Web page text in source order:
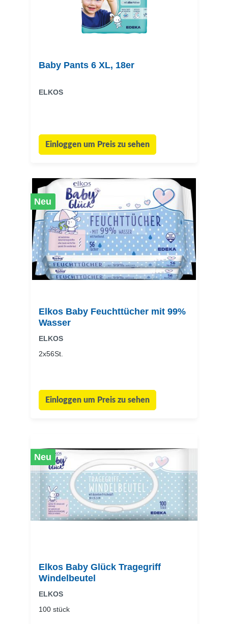
Baby Pants 6 XL, 18er
ELKOS
Einloggen um Preis zu sehen
Neu
Elkos Baby Feuchttücher mit 99%
Wasser
ELKOS
2x56St.
Einloggen um Preis zu sehen
Neu
Elkos Baby Glück Tragegriff
Windelbeutel
ELKOS
100 stück